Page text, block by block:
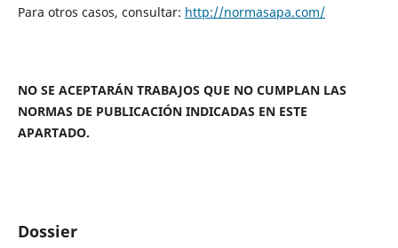
Para otros casos, consultar: http://normasapa.com/
NO SE ACEPTARÁN TRABAJOS QUE NO CUMPLAN LAS
NORMAS DE PUBLICACIÓN INDICADAS EN ESTE
APARTADO.
Dossier